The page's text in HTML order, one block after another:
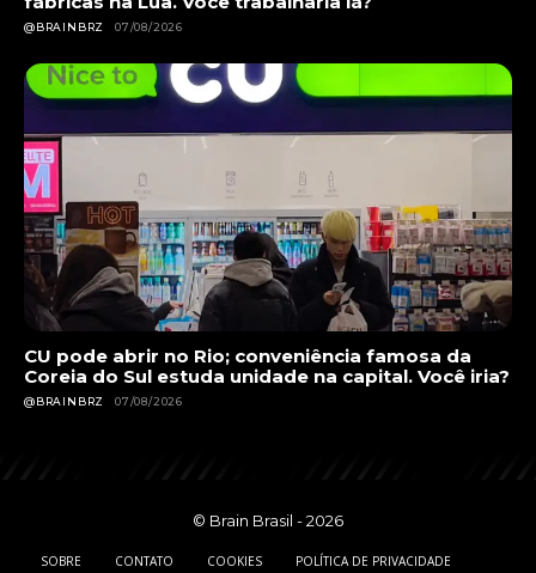
@BRAINBRZ 07/08/2026
CU pode abrir no Rio; conveniência famosa da
Coreia do Sul estuda unidade na capital. Você iria?
@BRAINBRZ 07/08/2026
© Brain Brasil - 2026
SOBRE CONTATO COOKIES POLÍTICA DE PRIVACIDADE